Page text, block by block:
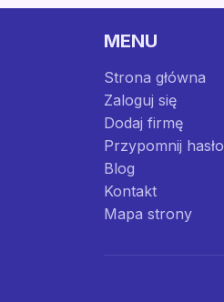
MENU
Strona główna
Zaloguj się
Dodaj firmę
Przypomnij hasło
Blog
Kontakt
Mapa strony